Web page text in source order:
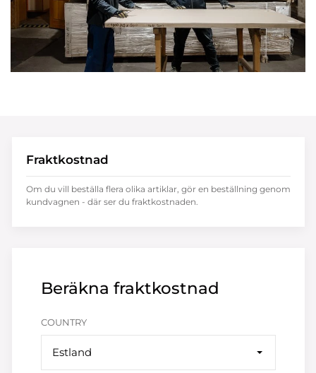
Beräkna fraktkostnad
COUNTRY
Estland
Fraktkostnad
Om du vill beställa flera olika artiklar, gör en beställning genom
kundvagnen - där ser du fraktkostnaden.